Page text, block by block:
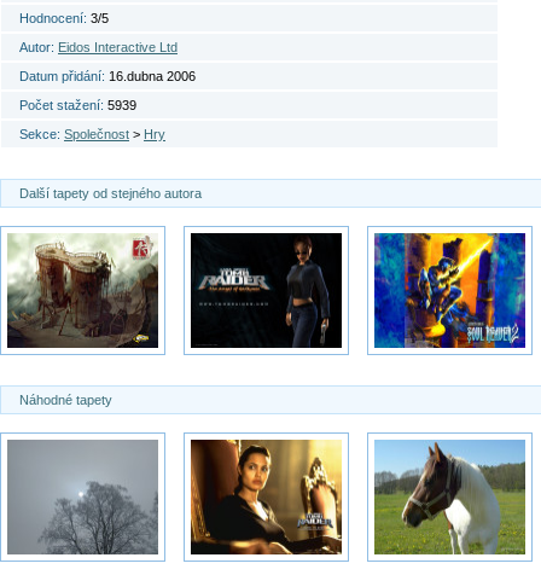
Hodnocení: 3/5
Autor: Eidos Interactive Ltd
Datum přidání: 16.dubna 2006
Počet stažení: 5939
Sekce: Společnost > Hry
Další tapety od stejného autora
Náhodné tapety